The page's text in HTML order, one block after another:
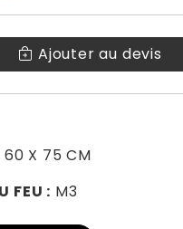
Ajouter au devis
60 X 75 CM
FEU : M3